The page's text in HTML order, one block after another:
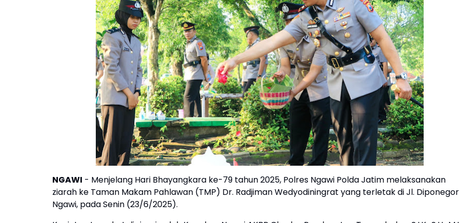
NGAWI - Menjelang Hari Bhayangkara ke-79 tahun 2025, Polres Ngawi Polda Jatim melaksanakan
ziarah ke Taman Makam Pahlawan (TMP) Dr. Radjiman Wedyodiningrat yang terletak di Jl.
Ngawi, pada Senin (23/6/2025).